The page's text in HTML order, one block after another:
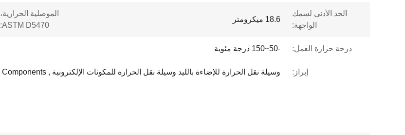
الحد الأدنى لسمك
الواجهة:
18.6 ميكرومتر
الموصلية الحرارية،
ASTM D5470:
درجة حرارة العمل: -50~150 درجة مئوية
إبراز: وسيلة نقل الحرارة للإضاءة بالليد وسيلة نقل الحرارة للمكونات الإلكترونية , Heat Transfer Medium For Electronic Components